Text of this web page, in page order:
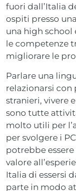
fuori dall’Italia
ospiti presso
una high school
le competenze
migliorare le
Parlare una
relazionarsi con
stranieri, vivere
sono tutte
molto utili per
per svolgere i
potrebbe
valore
Italia di essersi
parte in modo